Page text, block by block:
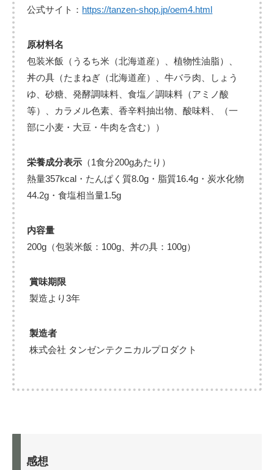
公式サイト： https://tanzen-shop.jp/oem4.html
原材料名
包装米飯（うるち米（北海道産）、植物性油脂）、
丼の具（たまねぎ（北海道産）、牛バラ肉、しょう
ゆ、砂糖、発酵調味料、食塩／調味料（アミノ酸
等）、カラメル色素、香辛料抽出物、酸味料、（一
部に小麦・大豆・牛肉を含む））
栄養成分表示 （1食分200gあたり）
熱量357kcal・たんぱく質8.0g・脂質16.4g・炭水化物
44.2g・食塩相当量1.5g
内容量
200g（包装米飯：100g、丼の具：100g）
賞味期限
製造より3年
製造者
株式会社 タンゼンテクニカルプロダクト
感想